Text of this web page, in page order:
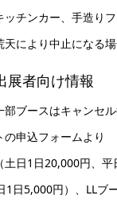
チンカー、手造りフ
により中止になる
展者向け情報
ブースはキャンセル
申込フォームより
土日1日20,000円、
1日5,000円）、LL